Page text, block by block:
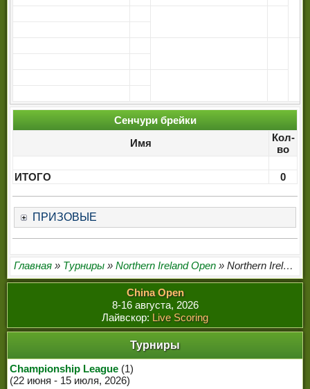
Сенчури брейки
Имя
Кол-
во
ИТОГО 0
ПРИЗОВЫЕ
Главная » Турниры » Northern Ireland Open » Northern Ireland Open 2026
China Open
8-16 августа, 2026
Лайвскор: Live Scoring
Турниры
Championship League (1)
(22 июня - 15 июля, 2026)